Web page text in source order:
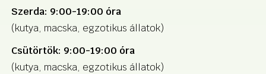
Szerda: 9:00-19:00 óra
(kutya, macska, egzotikus állatok)
Csütörtök: 9:00-19:00 óra
(kutya, macska, egzotikus állatok)